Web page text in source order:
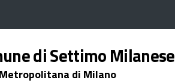
di Settimo Milanese
di Milano